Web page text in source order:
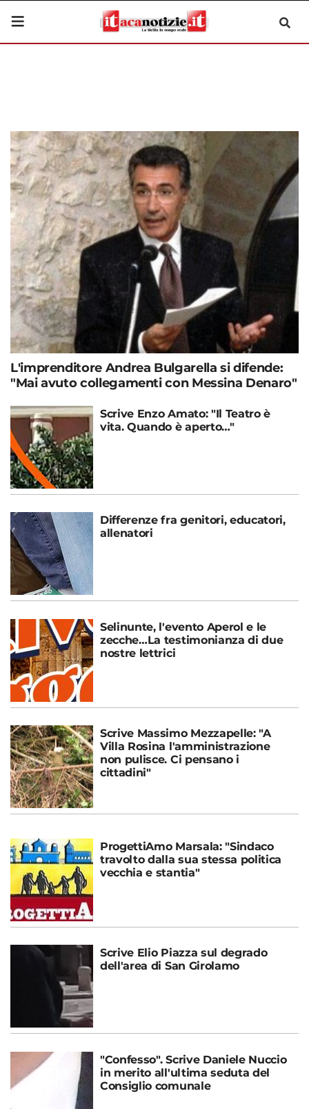
L'imprenditore Andrea Bulgarella si difende:
"Mai avuto collegamenti con Messina Denaro"
Scrive Enzo Amato: "Il Teatro è
vita. Quando è aperto…"
Differenze fra genitori, educatori,
allenatori
Selinunte, l'evento Aperol e le
zecche…La testimonianza di due
nostre lettrici
Scrive Massimo Mezzapelle: "A
Villa Rosina l'amministrazione
non pulisce. Ci pensano i
cittadini"
ProgettiAmo Marsala: "Sindaco
travolto dalla sua stessa politica
vecchia e stantia"
Scrive Elio Piazza sul degrado
dell'area di San Girolamo
"Confesso". Scrive Daniele Nuccio
in merito all'ultima seduta del
Consiglio comunale